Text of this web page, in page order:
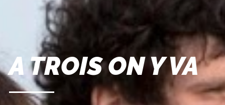
A TROIS ON Y VA